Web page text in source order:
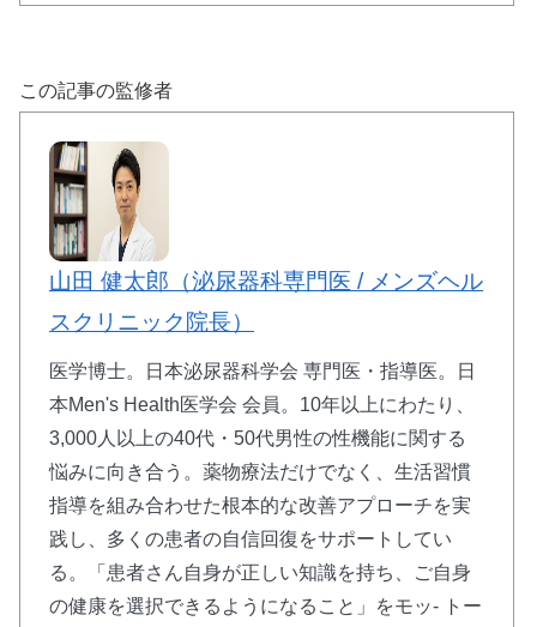
バルデナエイトで効果チェック
🕐 タダライト：24時間持続の週末パートナ
ー
⏰ 24〜36時間 の長時間効果持続
💰
10錠 1,870円〜
5mg/10mg/20mg 3種対応
シアリスと同成分で圧倒的な持続時間を実現。週末
を自由に楽しみたい方に最適な選択肢です。
タダライトで持続時間を確認
この記事の監修者
山田 健太郎（泌尿器科専門医 / メンズヘル
スクリニック院長）
医学博士。日本泌尿器科学会 専門医・指導医。日
本Men's Health医学会 会員。10年以上にわたり、
3,000人以上の40代・50代男性の性機能に関する
悩みに向き合う。薬物療法だけでなく、生活習慣
指導を組み合わせた根本的な改善アプローチを実
践し、多くの患者の自信回復をサポートしてい
る。「患者さん自身が正しい知識を持ち、ご自身
の健康を選択できるようになること」をモッ- トー